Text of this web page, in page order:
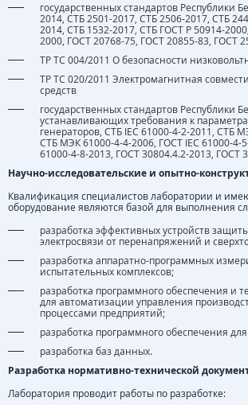
государственных стандартов Республики
2014, СТБ 2501-2017, СТБ 2506-2017, СТБ
2014, СТБ 1532-2017, СТБ ГОСТ Р 50914-
2000, ГОСТ 20768-75, ГОСТ 20855-83, ГОСТ
ТР ТС 004/2011 О безопасности
ТР ТС 020/2011 Электромагнитная
средств
государственных стандартов Республики
устанавливающих требования к
генераторов, СТБ IEC 61000-4-2-2011, СТБ
СТБ МЭК 61000-4-4-2006, ГОСТ IEC 61000-4-
61000-4-8-2013, ГОСТ 30804.4.2-2013, ГОСТ
Научно-исследовательские и опытно-
Квалификация специалистов лаборатории и
оборудование являются базой для выполнения
разработка эффективных устройств
электросвязи от перенапряжений и
разработка аппаратно-программных
испытательных комплексов;
разработка программного обеспечения и
для автоматизации управления
процессами предприятий;
разработка программного обеспечения
разработка баз данных.
Разработка нормативно-технической
Лаборатория проводит работы по разработке: